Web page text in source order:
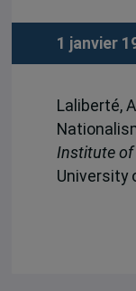
1 janvier
Laliberté,
Institute of
University